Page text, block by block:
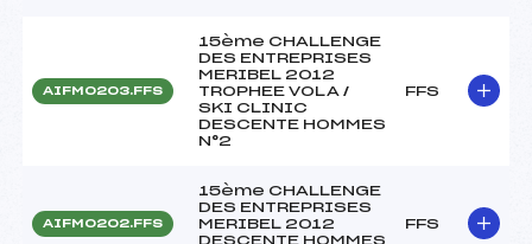
AIFM0203.FFS
15ème CHALLENGE
DES ENTREPRISES
MERIBEL 2012
TROPHEE VOLA /
SKI CLINIC
DESCENTE HOMMES
N°2
FFS
AIFM0202.FFS
15ème CHALLENGE
DES ENTREPRISES
MERIBEL 2012
DESCENTE HOMMES
FFS